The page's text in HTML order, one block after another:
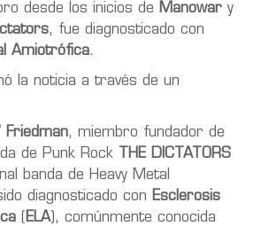
desde los inicios de Manowar y
, fue diagnosticado con
Amiotrófica.
la noticia a través de un
Friedman, miembro fundador de
de Punk Rock
THE DICTATORS
banda de Heavy Metal
diagnosticado con Esclerosis
ELA), comúnmente conocida